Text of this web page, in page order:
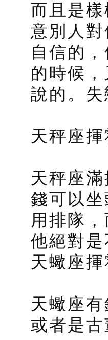
而且是
意別人
自信的
的時候
說的。
天秤座
天秤座
錢可以
用排隊
他絕對
天蠍座
天蠍座
或者是